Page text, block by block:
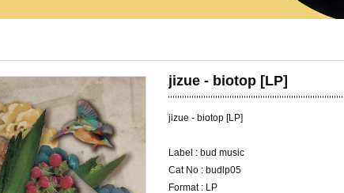
jizue - biotop [LP]
jizue - biotop [LP]
Label : bud music
Cat No : budlp05
Format : LP